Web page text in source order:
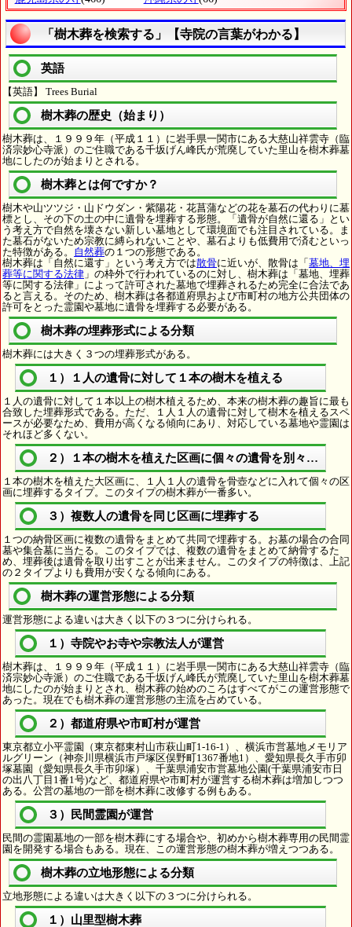
「樹木葬を検索する」【寺院の言葉がわかる】
英語
【英語】 Trees Burial
樹木葬の歴史（始まり）
樹木葬は、１９９９年（平成１１）に岩手県一関市にある大慈山祥雲寺（臨
済宗妙心寺派）のご住職である千坂げん峰氏が荒廃していた里山を樹木葬墓
地にしたのが始まりとされる。
樹木葬とは何ですか？
樹木や山ツツジ・山ドウダン・紫陽花・花菖蒲などの花を墓石の代わりに墓
標とし、その下の土の中に遺骨を埋葬する形態。「遺骨が自然に還る」とい
う考え方で自然を壊さない新しい墓地として環境面でも注目されている。ま
た墓石がないため宗教に縛られないことや、墓石よりも低費用で済むといっ
た特徴がある。 自然葬の１つの形態である。
樹木葬は「自然に還す」という考え方では散骨に近いが、散骨は「 墓地、埋
葬等に関する法律 」の枠外で行われているのに対し、樹木葬は「墓地、埋葬
等に関する法律」によって許可された墓地で埋葬されるため完全に合法であ
ると言える。そのため、樹木葬は各都道府県および市町村の地方公共団体の
許可をとった霊園や墓地に遺骨を埋葬する必要がある。
樹木葬の埋葬形式による分類
樹木葬には大きく３つの埋葬形式がある。
１）１人の遺骨に対して１本の樹木を植える
１人の遺骨に対して１本以上の樹木植えるため、本来の樹木葬の趣旨に最も
合致した埋葬形式である。ただ、１人１人の遺骨に対して樹木を植えるスペ
ースが必要なため、費用が高くなる傾向にあり、対応している墓地や霊園は
それほど多くない。
２）１本の樹木を植えた区画に個々の遺骨を別々に埋葬
１本の樹木を植えた大区画に、１人１人の遺骨を骨壺などに入れて個々の区
画に埋葬するタイプ。このタイプの樹木葬が一番多い。
３）複数人の遺骨を同じ区画に埋葬する
１つの納骨区画に複数の遺骨をまとめて共同で埋葬する。お墓の場合の合同
墓や集合墓に当たる。このタイプでは、複数の遺骨をまとめて納骨するた
め、埋葬後は遺骨を取り出すことが出来ません。このタイプの特徴は、上記
の２タイプよりも費用が安くなる傾向にある。
樹木葬の運営形態による分類
運営形態による違いは大きく以下の３つに分けられる。
１）寺院やお寺や宗教法人が運営
樹木葬は、１９９９年（平成１１）に岩手県一関市にある大慈山祥雲寺（臨
済宗妙心寺派）のご住職である千坂げん峰氏が荒廃していた里山を樹木葬墓
地にしたのが始まりとされ、樹木葬の始めのころはすべてがこの運営形態で
あった。現在でも樹木葬の運営形態の主流を占めている。
２）都道府県や市町村が運営
東京都立小平霊園（東京都東村山市萩山町1-16-1）、横浜市営墓地メモリア
ルグリーン（神奈川県横浜市戸塚区俣野町1367番地1）、愛知県長久手市卯
塚墓園（愛知県長久手市卯塚）、千葉県浦安市営墓地公園(千葉県浦安市日
の出八丁目1番1号)など、都道府県や市町村が運営する樹木葬は増加しつつ
ある。公営の墓地の一部を樹木葬に改修する例もある。
３）民間霊園が運営
民間の霊園墓地の一部を樹木葬にする場合や、初めから樹木葬専用の民間霊
園を開発する場合もある。現在、この運営形態の樹木葬が増えつつある。
樹木葬の立地形態による分類
立地形態による違いは大きく以下の３つに分けられる。
１）山里型樹木葬